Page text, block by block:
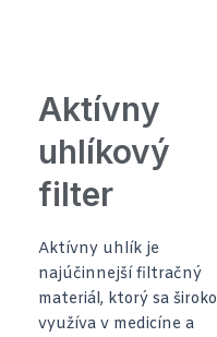
Aktívny
uhlíkový
filter
Aktívny uhlík je
najúčinnejší filtračný
materiál, ktorý sa široko
využíva v medicíne a